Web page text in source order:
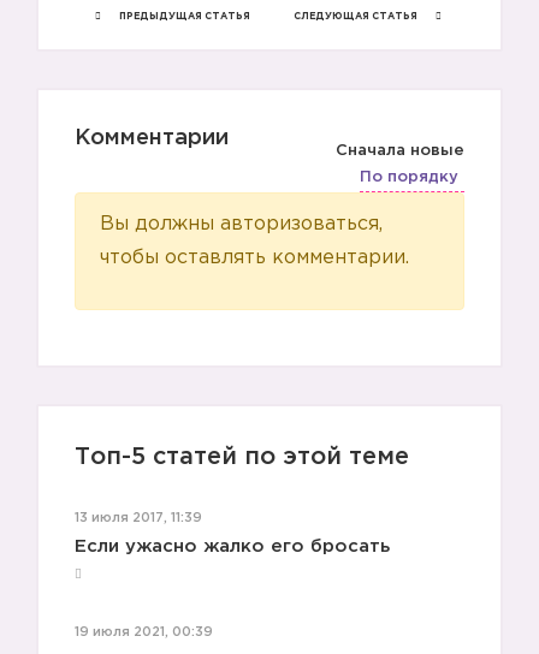
ПРЕДЫДУЩАЯ СТАТЬЯ СЛЕДУЮЩАЯ СТАТЬЯ
Комментарии
Сначала новые
По порядку
Вы должны авторизоваться,
чтобы оставлять комментарии.
Топ-5 статей по этой теме
13 июля 2017, 11:39
Если ужасно жалко его бросать
19 июля 2021, 00:39